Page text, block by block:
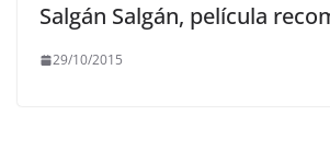
Salgán Salgán, película
29/10/2015